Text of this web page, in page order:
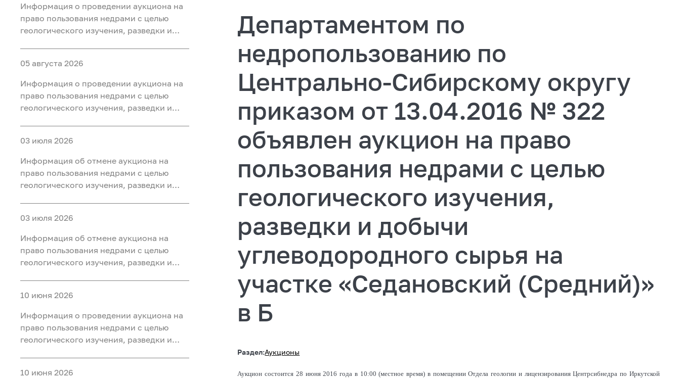
Информация о проведении аукциона на
право пользования недрами с целью
геологического изучения, разведки и
Салымский-3», расположенного на
территории Ханты-Мансийского района
Ханты-Мансийского автономного округа
- Югры
05 августа 2026
Информация о проведении аукциона на
право пользования недрами с целью
геологического изучения, разведки и
«Приразломный-3», расположенного на
территории Ханты-Мансийского района
Ханты-Мансийского автономного округа
- Югры
03 июля 2026
Информация об отмене аукциона на
право пользования недрами с целью
геологического изучения, разведки и
Тобольском, Ярковском районах
Тюменской области
03 июля 2026
Информация об отмене аукциона на
право пользования недрами с целью
геологического изучения, разведки и
Тобольском, Ярковском районах
Тюменской области и Кондинском
районе ХМАО-Югра
10 июня 2026
Информация о проведении аукциона на
право пользования недрами с целью
геологического изучения, разведки и
Тобольском, Ярковском районах
10 июня 2026
Департаментом по
недропользованию по
Центрально-Сибирскому округу
приказом от 13.04.2016 № 322
объявлен аукцион на право
пользования недрами с целью
геологического изучения,
разведки и добычи
углеводородного сырья на
участке «Седановский (Средний)»
в Б
Раздел:Аукционы
Аукцион состоится 28 июня 2016 года в 10:00 (местное время) в помещении Отдела геологии и лицензирования Центрсибнедра по Иркутской